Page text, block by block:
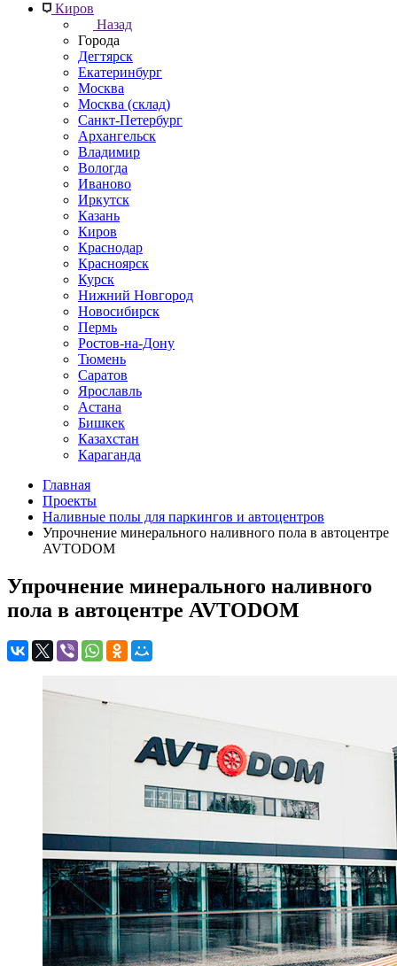
Киров
Назад
Города
Дегтярск
Екатеринбург
Москва
Москва (склад)
Санкт-Петербург
Архангельск
Владимир
Вологда
Иваново
Иркутск
Казань
Киров
Краснодар
Красноярск
Курск
Нижний Новгород
Новосибирск
Пермь
Ростов-на-Дону
Тюмень
Саратов
Ярославль
Астана
Бишкек
Казахстан
Караганда
Главная
Проекты
Наливные полы для паркингов и автоцентров
Упрочнение минерального наливного пола в автоцентре
AVTODOM
Упрочнение минерального наливного
пола в автоцентре AVTODOM